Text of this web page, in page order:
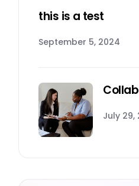
this is a test
September 5, 2024
July 29,